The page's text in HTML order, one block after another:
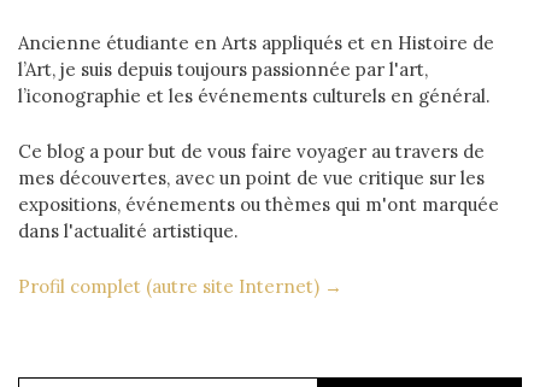
Ancienne étudiante en Arts appliqués et en Histoire de
l’Art, je suis depuis toujours passionnée par l'art,
l’iconographie et les événements culturels en général.
Ce blog a pour but de vous faire voyager au travers de
mes découvertes, avec un point de vue critique sur les
expositions, événements ou thèmes qui m'ont marquée
dans l'actualité artistique.
Profil complet (autre site Internet) →